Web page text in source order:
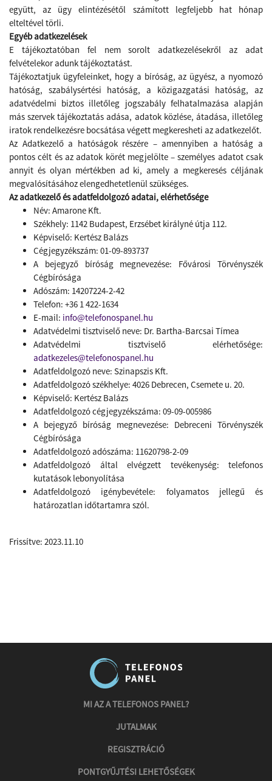
együtt, az ügy elintézésétől számított legfeljebb hat hónap
elteltével törli.
Egyéb adatkezelések
E tájékoztatóban fel nem sorolt adatkezelésekről az adat
felvételekor adunk tájékoztatást.
Tájékoztatjuk ügyfeleinket, hogy a bíróság, az ügyész, a nyomozó
hatóság, szabálysértési hatóság, a közigazgatási hatóság, az
adatvédelmi biztos illetőleg jogszabály felhatalmazása alapján
más szervek tájékoztatás adása, adatok közlése, átadása, illetőleg
iratok rendelkezésre bocsátása végett megkeresheti az adatkezelőt.
Az Adatkezelő a hatóságok részére – amennyiben a hatóság a
pontos célt és az adatok körét megjelölte – személyes adatot csak
annyit és olyan mértékben ad ki, amely a megkeresés céljának
megvalósításához elengedhetetlenül szükséges.
Az adatkezelő és adatfeldolgozó adatai, elérhetősége
Név: Amarone Kft.
Székhely: 1142 Budapest, Erzsébet királyné útja 112.
Képviselő: Kertész Balázs
Cégjegyzékszám: 01-09-893737
A bejegyző bíróság megnevezése: Fővárosi Törvényszék
Cégbírósága
Adószám: 14207224-2-42
Telefon: +36 1 422-1634
E-mail: info@telefonospanel.hu
Adatvédelmi tisztviselő neve: Dr. Bartha-Barcsai Tímea
Adatvédelmi tisztviselő elérhetősége:
adatkezeles@telefonospanel.hu
Adatfeldolgozó neve: Szinapszis Kft.
Adatfeldolgozó székhelye: 4026 Debrecen, Csemete u. 20.
Képviselő: Kertész Balázs
Adatfeldolgozó cégjegyzékszáma: 09-09-005986
A bejegyző bíróság megnevezése: Debreceni Törvényszék
Cégbírósága
Adatfeldolgozó adószáma: 11620798-2-09
Adatfeldolgozó által elvégzett tevékenység: telefonos
kutatások lebonyolítása
Adatfeldolgozó igénybevétele: folyamatos jellegű és
határozatlan időtartamra szól.
Frissítve: 2023.11.10
MI AZ A TELEFONOS PANEL?
JUTALMAK
REGISZTRÁCIÓ
PONTGYŰJTÉSI LEHETŐSÉGEK